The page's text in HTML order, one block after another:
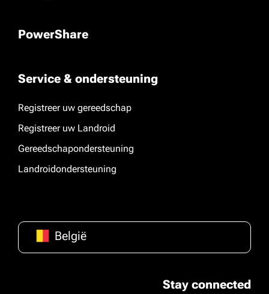
PowerShare
Service & ondersteuning
Registreer uw gereedschap
Registreer uw Landroid
Gereedschapondersteuning
Landroidondersteuning
België
Stay connected